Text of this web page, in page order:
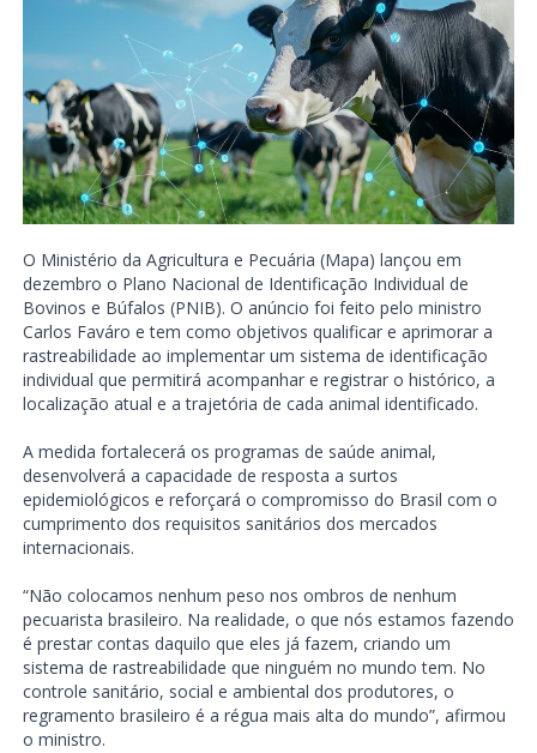
O Ministério da Agricultura e Pecuária (Mapa) lançou em
dezembro o Plano Nacional de Identificação Individual de
Bovinos e Búfalos (PNIB). O anúncio foi feito pelo ministro
Carlos Faváro e tem como objetivos qualificar e aprimorar a
rastreabilidade ao implementar um sistema de identificação
individual que permitirá acompanhar e registrar o histórico, a
localização atual e a trajetória de cada animal identificado.
A medida fortalecerá os programas de saúde animal,
desenvolverá a capacidade de resposta a surtos
epidemiológicos e reforçará o compromisso do Brasil com o
cumprimento dos requisitos sanitários dos mercados
internacionais.
“Não colocamos nenhum peso nos ombros de nenhum
pecuarista brasileiro. Na realidade, o que nós estamos fazendo
é prestar contas daquilo que eles já fazem, criando um
sistema de rastreabilidade que ninguém no mundo tem. No
controle sanitário, social e ambiental dos produtores, o
regramento brasileiro é a régua mais alta do mundo”, afirmou
o ministro.